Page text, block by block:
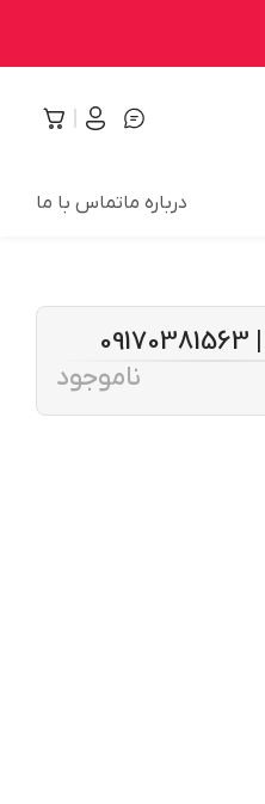
درباره ماتماس با ما
ناموجود